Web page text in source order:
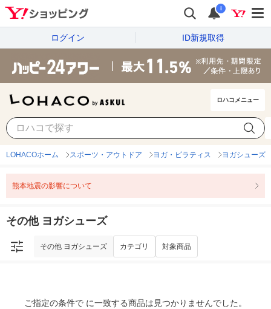
i
ログイン ID新規取得
ロハコメニュー
その他 ヨガシューズ
LOHACOホーム スポーツ・アウトドア ヨガ・ピラティス ヨガシューズ
熊本地震の影響について
その他 ヨガシューズ
その他 ヨガシューズ カテゴリ 対象商品
ご指定の条件で に一致する商品は見つかりませんでした。